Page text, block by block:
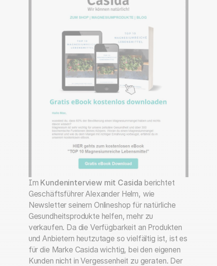
Im Kundeninterview mit Casida berichtet
Geschäftsführer Alexander Helm, wie
Newsletter seinem Onlineshop für natürliche
Gesundheitsprodukte helfen, mehr zu
verkaufen. Da die Verfügbarkeit an Produkten
und Anbietern heutzutage so vielfältig ist, ist es
für die Marke Casida wichtig, bei den eigenen
Kunden nicht in Vergessenheit zu geraten. Der